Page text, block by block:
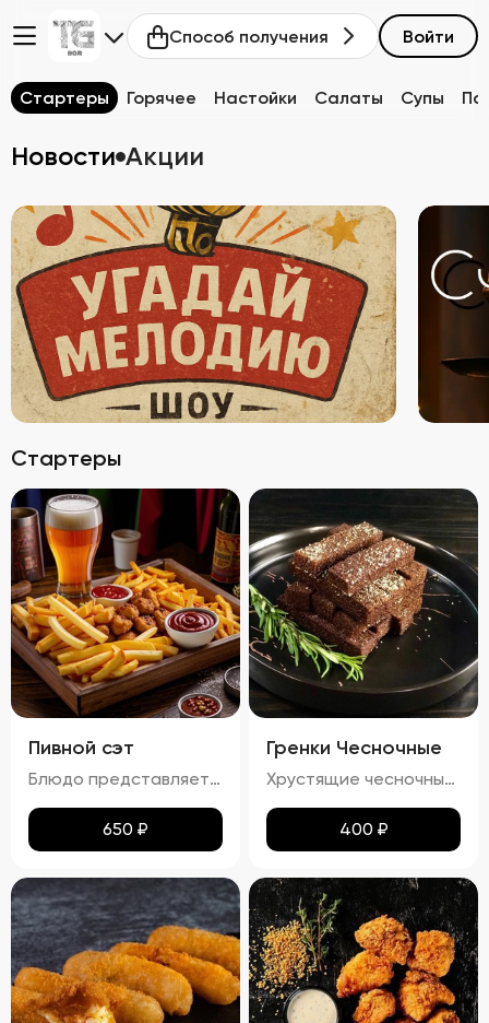
Способ получения Войти
Стартеры Горячее Настойки Салаты Супы
Новости Акции
Стартеры
Пивной сэт
Блюдо представляет собой гармоничный набор закусок к пиву, включающий картофель фри, картофельные дольки, куриные наггетсы и сырные палочки. Все продукты имеют равномерную золотистую корочку без признаков пережарки. Вкус и аромат блюд натуральные, без посторонних привкусов и запахов. Картофель и гренки умеренно посолены, а наггетсы и сырные палочки остаются сочными внутри. Консистенция картофеля фри и долек мягкая внутри и хрустящая снаружи, наггетсы и сырные палочки – нежные и сочные внутри, с хрустящей корочкой.
650 ₽
Гренки Чесночные
Хрустящие чесночные гренки – это идеальное сочетание золотистой корочки и нежного аромата чеснока. Каждый кусочек пропитан легким масляным налетом, который подчеркивает насыщенный вкус обжаренного хлеба. Сливочный соус добавляет блюду особую мягкость и кремовую текстуру, а пряности создают изысканное послевкусие. Эти гренки станут отличным дополнением к любому блюду!
400 ₽